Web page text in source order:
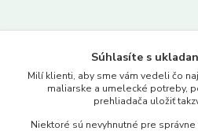
www.merkantil.sk
Súhlasíte s
Milí klienti, aby sme vám vedeli čo
maliarske a umelecké potreby,
prehliadača uložiť
Niektoré sú nevyhnutné pre